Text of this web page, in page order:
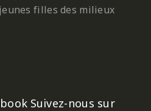
filles des milieux
Suivez-nous sur